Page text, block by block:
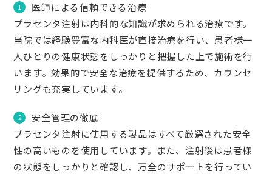
医師による信頼できる治療
プラセンタ注射は内科的な知識が求められる治療です。
当院では経験豊富な内科医が直接治療を行い、患者様一
人ひとりの健康状態をしっかりと把握した上で施術を行
います。効果的で安全な治療を提供するため、カウンセ
リングも充実しています。
安全管理の徹底
プラセンタ注射に使用する製品はすべて厳選された安全
性の高いものを使用しています。また、注射後は患者様
の状態をしっかりと確認し、万全のサポートを行ってい